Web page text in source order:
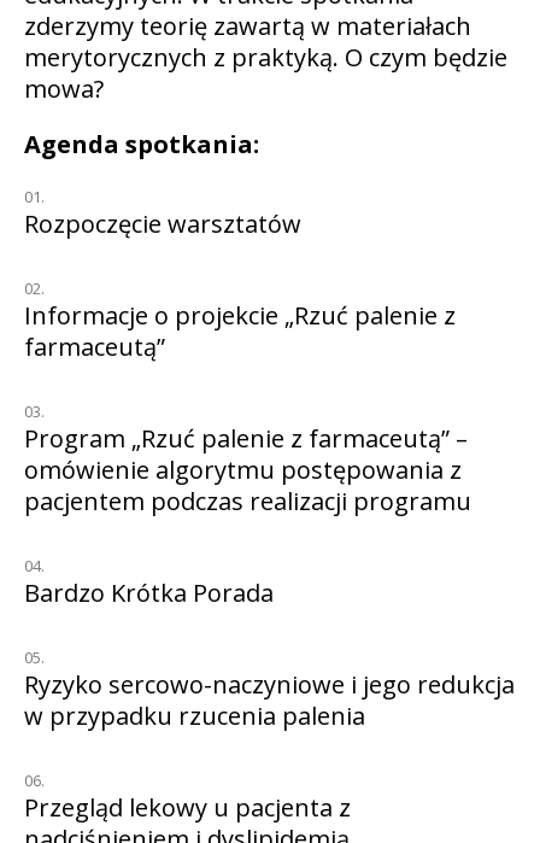
zderzymy teorię zawartą w materiałach
merytorycznych z praktyką. O czym będzie
mowa?
Agenda spotkania:
Rozpoczęcie warsztatów
Informacje o projekcie „Rzuć palenie z
farmaceutą”
Program „Rzuć palenie z farmaceutą” –
omówienie algorytmu postępowania z
pacjentem podczas realizacji programu
Bardzo Krótka Porada
Ryzyko sercowo-naczyniowe i jego redukcja
w przypadku rzucenia palenia
Przegląd lekowy u pacjenta z